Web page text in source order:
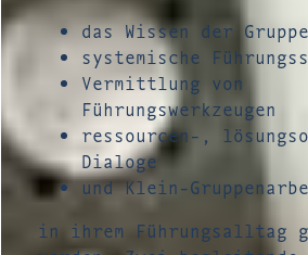
das Wissen der
systemische
Vermittlung von
Führungswerkzeugen
ressourcen-,
Dialoge
und Klein-
in ihrem Führungsalltag